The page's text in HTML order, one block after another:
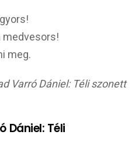
medvesors!
meg.
Varró Dániel: Téli szonett
Dániel: Téli